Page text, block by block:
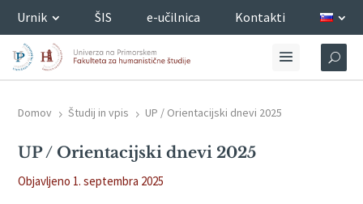
Urnik ŠIS e-učilnica Kontakti
Domov 5 Študij in vpis 5 UP / Orientacijski dnevi 2025
UP / Orientacijski dnevi 2025
Objavljeno 1. septembra 2025